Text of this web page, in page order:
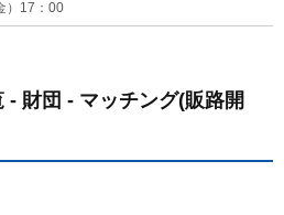
）17：00
- 財団 - マッチング(販路開